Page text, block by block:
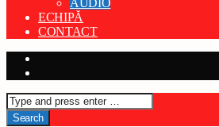
AUDIO
ECHIPĂ
CONTACT